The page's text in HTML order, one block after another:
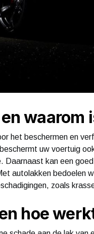
waarom
het beschermen en
uw voertuig
Daarnaast kan een
autolakken bedoelen
zoals
hoe